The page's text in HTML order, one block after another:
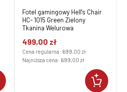
Fotel gamingowy Hell's Chair
HC- 1015 Green Zielony
Tkanina Welurowa
499,00 zł
Cena regularna: 699,00 zł
Najniższa cena: 699,00 zł